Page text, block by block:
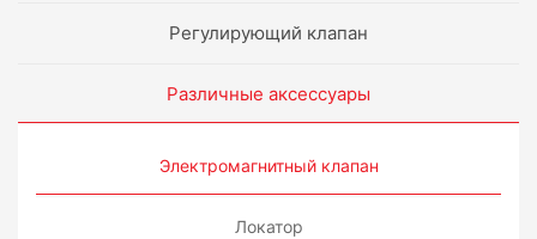
Регулирующий клапан
Различные аксессуары
Электромагнитный клапан
Локатор